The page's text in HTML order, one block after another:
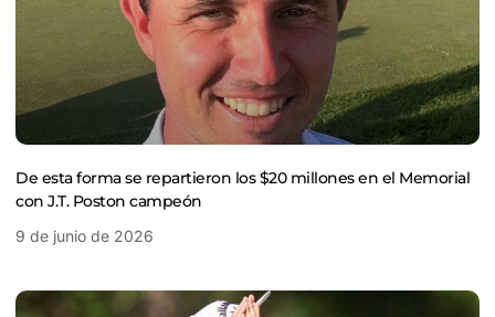
De esta forma se repartieron los $20 millones en el Memorial
con J.T. Poston campeón
9 de junio de 2026